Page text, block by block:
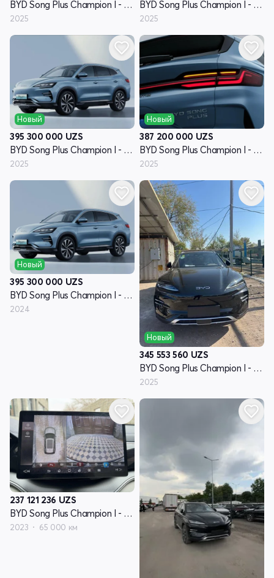
BYD Song Plus Champion I - поколение
2025
BYD Song Plus Champion I - поколение
2025
Новый
395 300 000 UZS
BYD Song Plus Champion I - поколение
2025
Новый
387 200 000 UZS
BYD Song Plus Champion I - поколение
2025
Новый
395 300 000 UZS
BYD Song Plus Champion I - поколение
2024
Новый
345 553 560 UZS
BYD Song Plus Champion I - поколение
2025
237 121 236 UZS
BYD Song Plus Champion I - поколение
2023 65 000 км